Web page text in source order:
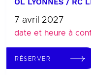
7 avril 2027
date et heure à
RÉSERVER